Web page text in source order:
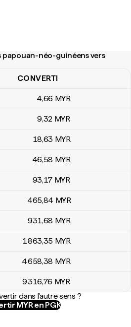
papouan-néo-guinéens vers
néo-guinéens vers ringgits
CONVERTI
4,66 MYR
9,32 MYR
18,63 MYR
46,58 MYR
93,17 MYR
465,84 MYR
931,68 MYR
1 863,35 MYR
4 658,38 MYR
9 316,76 MYR
dans l'autre sens ?
MYR en PGK